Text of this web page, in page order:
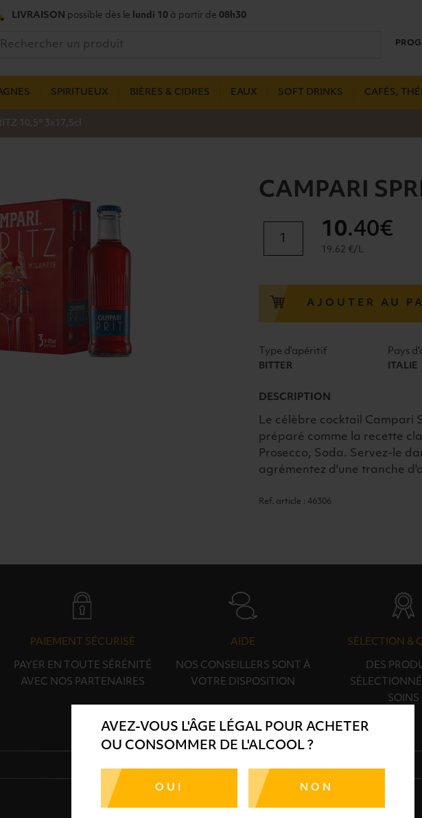
AVEZ-VOUS L'ÂGE LÉGAL POUR ACHETER
OU CONSOMMER DE L'ALCOOL ?
OUI NON
LIVRAISON possible dès le lundi 10 à partir de 08h30
SPIRITUEUX BIÈRES & CIDRES EAUX SOFT DRINKS CAFÉS,
10,5° 3x17,5cl
CAMPARI
10,5°
3x17,5cl
10.40€
19.62 €/L
AJOUTER AU
Type d'apéritif
BITTER
Pays
ITALIE
DESCRIPTION
Le célèbre cocktail Campari
préparé comme la recette
Prosecco, Soda. Servez-le
agrémentez d'une tranche
Ref. article : 46306
PAIEMENT SÉCURISÉ
PAYER EN TOUTE SÉRÉNITÉ
AVEC NOS PARTENAIRES
AIDE
NOS CONSEILLERS SONT À
VOTRE DISPOSITION
SÉLECTION &
DES
SOINS